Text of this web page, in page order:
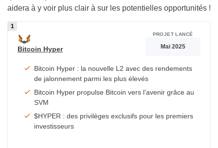
aidera à y voir plus clair à sur les potentielles opportunités !
Bitcoin Hyper
Bitcoin Hyper : la nouvelle L2 avec des rendements
de jalonnement parmi les plus élevés
Bitcoin Hyper propulse Bitcoin vers l’avenir grâce au
SVM
$HYPER : des privilèges exclusifs pour les premiers
investisseurs
PROJET LANCÉ
Mai 2025